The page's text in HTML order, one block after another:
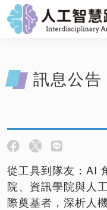
訊息公告
從工具到隊友：AI
院、資訊學院與人
際奠基者，深析人